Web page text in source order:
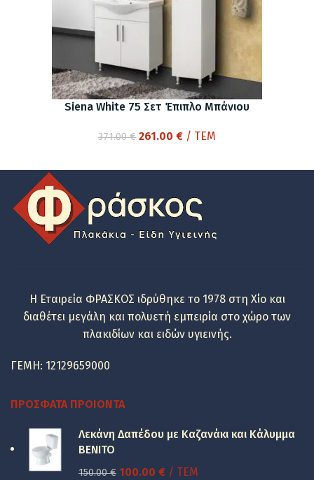
Siena White 75 Σετ Έπιπλο Μπάνιου
371.00€ Original
261.00 €Η
261.00 €.
/ ΤΕΜ
Η Εταιρεία ΦΡΑΣΚΟΣ ιδρύθηκε το 1978 στη Χίο και
διαθέτει μεγάλη και πολυετή εμπειρία στο χώρο των
πλακιδίων και ειδών υγιεινής.
ΓΕΜΗ: 12129659000
ΠΡΌΣΦΑΤΑ ΠΡΟΙΌΝΤΑ
Λεκάνη Δαπέδου με Καζανάκι και Κάλυμμα
BENITO
150.00€ Original
100.00 €Η/ ΤΕΜ